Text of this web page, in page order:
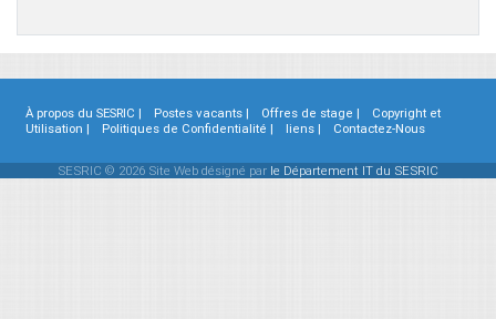
À propos du SESRIC | Postes vacants | Offres de stage |
Copyright et
Utilisation |
Politiques de Confidentialité | liens | Contactez-Nous
SESRIC © 2026 Site Web désigné par le Département IT du SESRIC